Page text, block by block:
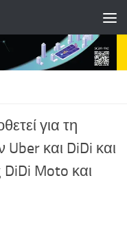
για τη
και DiDi και
Moto και